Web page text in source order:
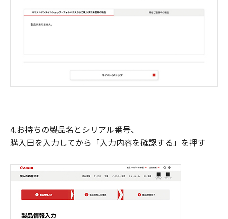
4.お持ちの製品名とシリアル番号、
購入日を入力してから「入力内容を確認する」を押す